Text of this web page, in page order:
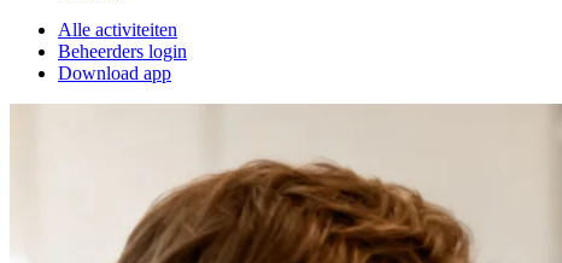
Alle activiteiten
Beheerders login
Download app